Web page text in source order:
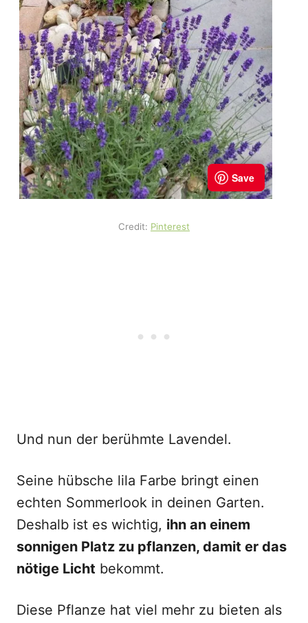
Credit: Pinterest
Und nun der berühmte Lavendel.
Seine hübsche lila Farbe bringt einen
echten Sommerlook in deinen Garten.
Deshalb ist es wichtig, ihn an einem
sonnigen Platz zu pflanzen, damit er das
nötige Licht bekommt.
Diese Pflanze hat viel mehr zu bieten als